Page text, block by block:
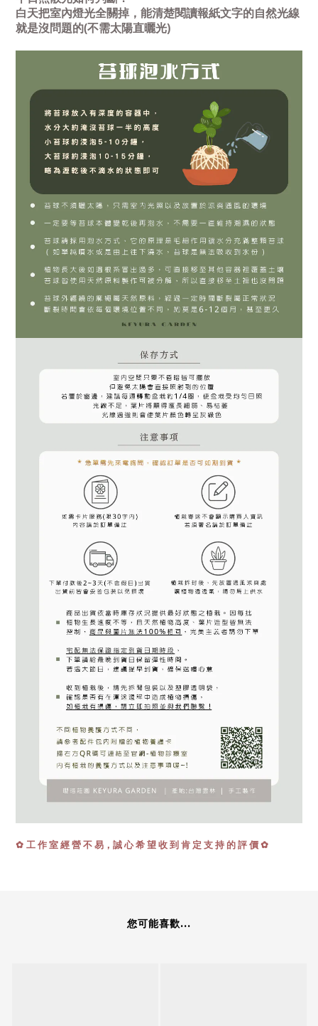
白天把室內燈光全關掉，能清楚閱讀報紙文字的自然光線
就是沒問題的(不需太陽直曬光)
✿ 工 作 室 經 營 不 易，誠 心 希 望 收 到 肯 定 支 持 的 評 價 ✿
您可能喜歡...